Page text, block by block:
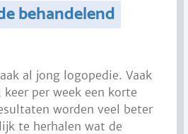
behandelend
al jong logopedie. Vaak
per week een korte
worden veel beter
te herhalen wat de